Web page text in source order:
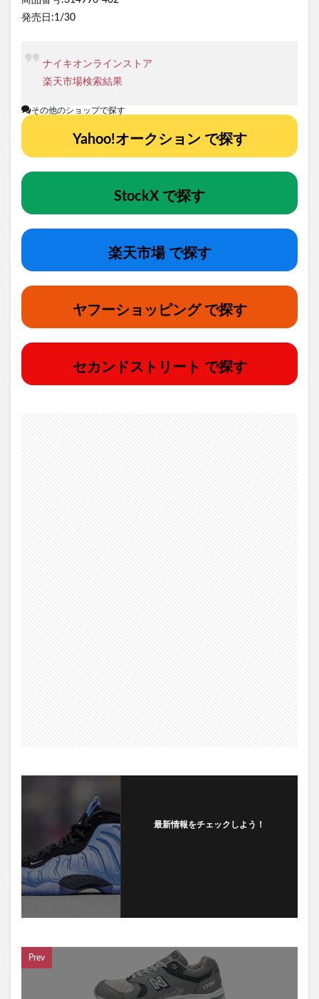
発売日:1/30
ナイキオンラインストア
楽天市場検索結果
その他のショップで探す
Yahoo!オークション で探す
StockX で探す
楽天市場 で探す
ヤフーショッピング で探す
セカンドストリート で探す
最新情報をチェックしよう！
Prev